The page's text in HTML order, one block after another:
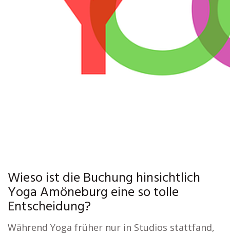
Wieso ist die Buchung hinsichtlich
Yoga Amöneburg eine so tolle
Entscheidung?
Während Yoga früher nur in Studios stattfand,